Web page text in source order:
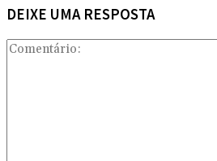
DEIXE UMA RESPOSTA